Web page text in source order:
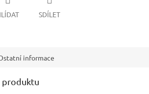
SDÍLET
informace
produktu